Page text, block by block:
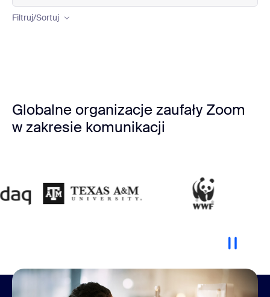
Filtruj/Sortuj
Branże
Globalne organizacje zaufały Zoom
w zakresie komunikacji